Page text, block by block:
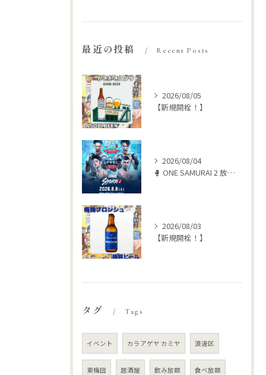
最近の投稿 Recent Posts
2026/08/05
【新規開栓！】
2026/08/04
🥊 ONE SAMURAI 2 放送します‼️
2026/08/03
【新規開栓！】
タグ Tags
イベント カラアゲヤ カミヤ 浪速区
東梅田 居酒屋 飲み放題 食べ放題